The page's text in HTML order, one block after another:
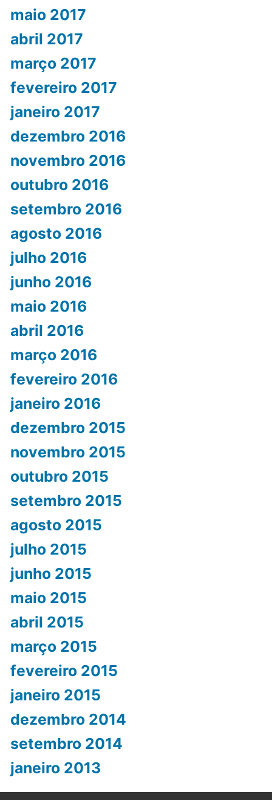
maio 2017
abril 2017
março 2017
fevereiro 2017
janeiro 2017
dezembro 2016
novembro 2016
outubro 2016
setembro 2016
agosto 2016
julho 2016
junho 2016
maio 2016
abril 2016
março 2016
fevereiro 2016
janeiro 2016
dezembro 2015
novembro 2015
outubro 2015
setembro 2015
agosto 2015
julho 2015
junho 2015
maio 2015
abril 2015
março 2015
fevereiro 2015
janeiro 2015
dezembro 2014
setembro 2014
janeiro 2013